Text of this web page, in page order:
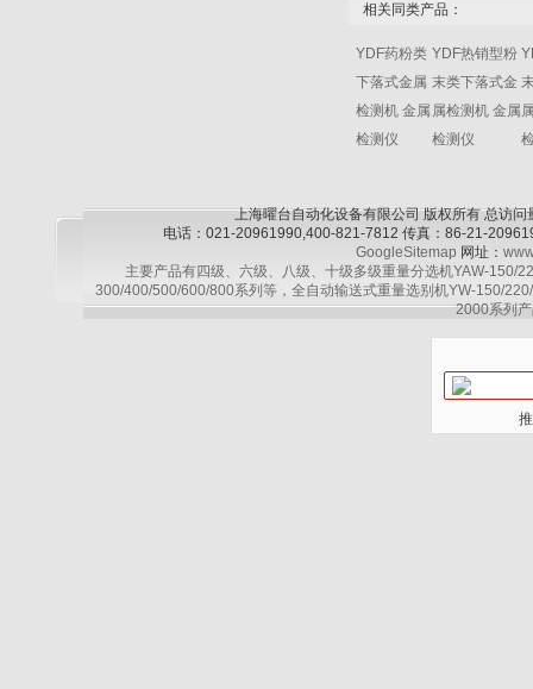
相关同类产品：
YDF药粉类
下落式金属
检测机 金属
检测仪
YDF热销型粉
末类下落式金
属检测机 金属
检测仪
上海曜台自动化设备有限公司 版权所有 总访问
电话：021-20961990,400-821-7812 传真：86-21-
GoogleSitemap 网址：
主要产品有四级、六级、八级、十级多级重量分选机YAW-
300/400/500/600/800系列等，全自动输送式重量选别机YW-150/
2000系列